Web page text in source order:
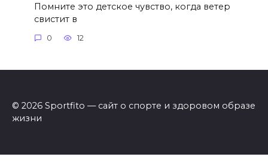
Помните это детское чувство, когда ветер
свистит в
0 12
© 2026 Sportfito — сайт о спорте и здоровом образе
жизни